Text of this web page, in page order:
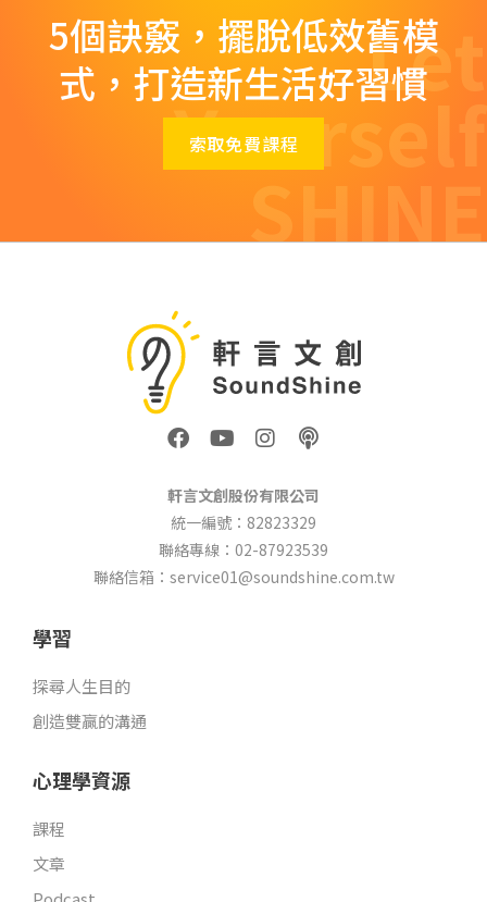
5個訣竅，擺脫低效舊模
式，打造新生活好習慣
索取免費課程
Let
Yourself
SHINE
F
a
e
b
o
o
k
Y
o
t
u
b
e
I
n
t
a
g
r
a
P
o
c
a
s
t
軒言文創股份有限公司
統一編號：82823329
聯絡專線：02-87923539
聯絡信箱：service01@soundshine.com.tw
學習
探尋人生目的
創造雙贏的溝通
心理學資源
課程
文章